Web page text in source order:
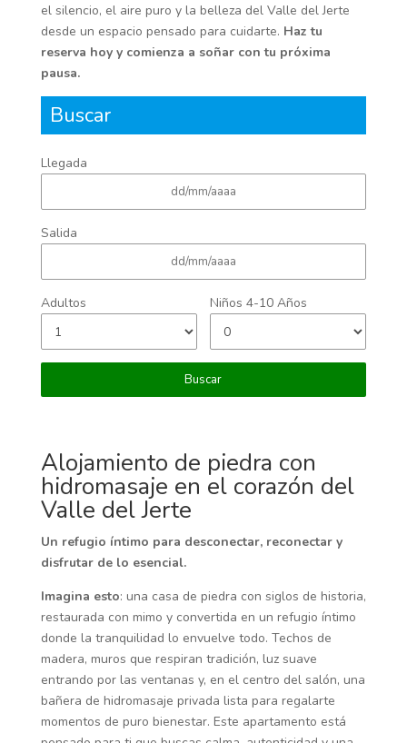
el silencio, el aire puro y la belleza del Valle del Jerte
desde un espacio pensado para cuidarte. Haz tu
reserva hoy y comienza a soñar con tu próxima
pausa.
Buscar
Llegada
Salida
Adultos Niños 4-10 Años
Alojamiento de piedra con
hidromasaje en el corazón del
Valle del Jerte
Un refugio íntimo para desconectar, reconectar y
disfrutar de lo esencial.
Imagina esto: una casa de piedra con siglos de historia,
restaurada con mimo y convertida en un refugio íntimo
donde la tranquilidad lo envuelve todo. Techos de
madera, muros que respiran tradición, luz suave
entrando por las ventanas y, en el centro del salón, una
bañera de hidromasaje privada lista para regalarte
momentos de puro bienestar. Este apartamento está